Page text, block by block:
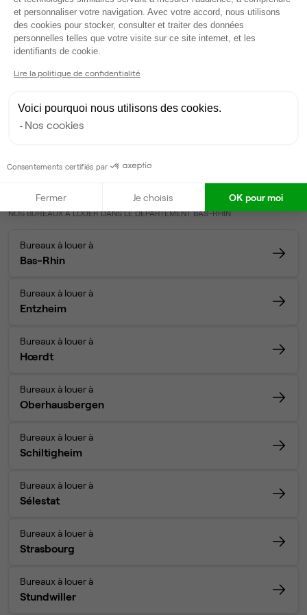
Accueil Location bureaux Haguenau
1 annonces de bureaux à
louer à Haguenau (67500)
d'espaces de coworking à Haguenau
NOS BUREAUX À LOUER DANS LE DÉPARTEMENT BAS-RHIN
Bureaux à louer à
Bas-Rhin
Bureaux à louer à
Entzheim
Bureaux à louer à
Hœrdt
Bureaux à louer à
Oberhausbergen
Bureaux à louer à
Schiltigheim
Bureaux à louer à
Sélestat
Bureaux à louer à
Strasbourg
Bureaux à louer à
Stundwiller
et personnaliser votre navigation. Avec votre accord, nous utilisons
des cookies pour stocker, consulter et traiter des données
personnelles telles que votre visite sur ce site internet, et les
identifiants de cookie.
Lire la politique de confidentialité
Voici pourquoi nous utilisons des cookies.
Nos cookies
Consentements certifiés par
Fermer Je choisis OK pour moi